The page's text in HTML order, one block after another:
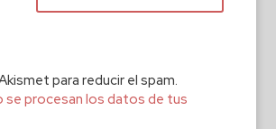
para reducir el spam.
se procesan los datos de tus